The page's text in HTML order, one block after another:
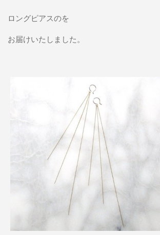
ロングピアスのを
お届けいたしました。